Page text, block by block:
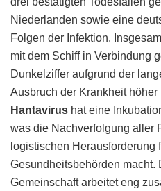
Niederlanden sowie eine
Folgen der Infektion.
mit dem Schiff in Verbindung
Dunkelziffer aufgrund der
Ausbruch der Krankheit
Hantavirus hat eine
was die Nachverfolgung aller
logistischen Herausforderung
Gesundheitsbehörden macht.
Gemeinschaft arbeitet eng